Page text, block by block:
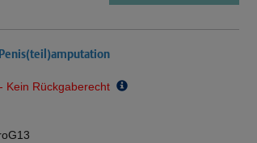
Kein Rückgaberecht